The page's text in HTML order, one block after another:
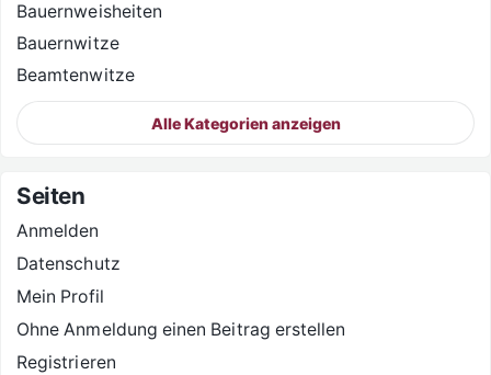
Bauernweisheiten
Bauernwitze
Beamtenwitze
Alle Kategorien anzeigen
Seiten
Anmelden
Datenschutz
Mein Profil
Ohne Anmeldung einen Beitrag erstellen
Registrieren